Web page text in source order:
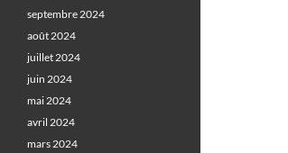
septembre 2024
août 2024
juillet 2024
juin 2024
mai 2024
avril 2024
mars 2024